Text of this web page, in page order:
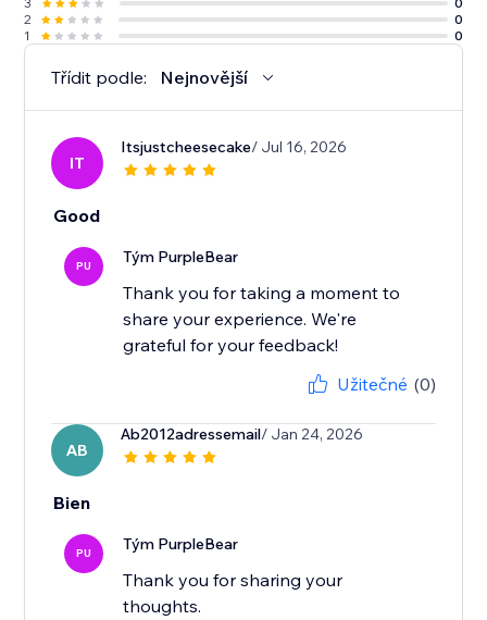
2
0
1
0
Třídit podle: Nejnovější
IT
Itsjustcheesecake/ Jul 16, 2026
Good
PU Tým PurpleBear
Thank you for taking a moment to
share your experience. We're
grateful for your feedback!
Užitečné (0)
AB
Ab2012adressemail/ Jan 24, 2026
Bien
PU Tým PurpleBear
Thank you for sharing your
thoughts.